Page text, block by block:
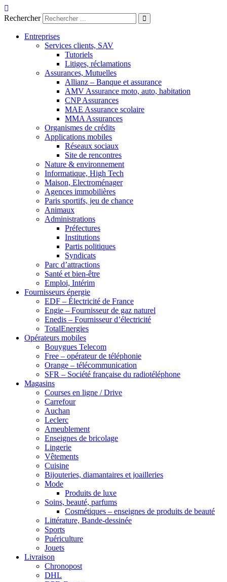
Aller
au
Rechercher
Entreprises
Services clients, SAV
Tutoriels
Litiges, réclamations
Assurances, Mutuelles
Allianz – Banque et assurance
AMV Assurance moto, auto, habitation
CNP Assurances
MAE Assurance scolaire
MMA Assurances
Organismes de crédits
Applications mobiles
Réseaux sociaux
Site de rencontres
Nature & environnement
Informatique, High Tech
Maison, Electroménager
Agences immobilières
Paris sportifs, jeu de chance
Animaux
Administrations
Préfectures
Institutions
Partis politiques
Syndicats
Parc d’attractions
Santé et bien-être
Emploi, Intérim
Fournisseurs énergie
EDF – Électricité de France
Engie – Fournisseur de gaz naturel
Enedis – Fournisseur d’électricité
TotalEnergies
Opérateurs mobiles
Bouygues Telecom
Free – opérateur de téléphonie
Orange – télécommunication
SFR – Société française du radiotéléphone
Magasins
Courses en ligne / Drive
Carrefour
Auchan
Leclerc
Ameublement
Enseignes de bricolage
Lingerie
Vêtements
Cuisine
Bijouteries, diamantaires et joailleries
Mode
Produits de luxe
Soins, beauté, parfums
Cosmétiques – enseignes de produits de beauté
Littérature, Bande-dessinée
Sports
Puériculture
Jouets
Livraison
Chronopost
DHL